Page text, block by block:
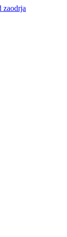
zaodrja